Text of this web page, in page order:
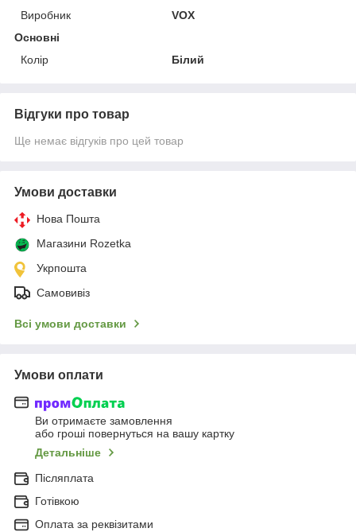
Виробник
VOX
Основні
Колір
Білий
Відгуки про товар
Ще немає відгуків про цей товар
Умови доставки
Нова Пошта
Магазини Rozetka
Укрпошта
Самовивіз
Всі умови доставки
Умови оплати
Ви отримаєте замовлення
або гроші повернуться на вашу картку
Детальніше
Післяплата
Готівкою
Оплата за реквізитами